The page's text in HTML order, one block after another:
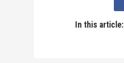
In this article: